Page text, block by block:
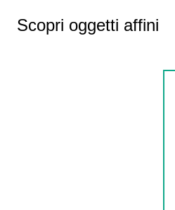
Scopri oggetti affini